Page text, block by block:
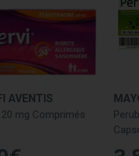
et
pour la rhinite et
Voici comment ils peuvent
nasale.
des Sinus
: Les
des
AVENTIS
mg Comprimés